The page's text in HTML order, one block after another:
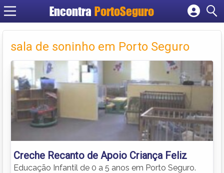
Encontra PortoSeguro
Cadastrar empresa
Criar conta
sala de soninho em Porto Seguro
Creche Recanto de Apoio Criança Feliz
Educação Infantil de 0 a 5 anos em Porto Seguro.